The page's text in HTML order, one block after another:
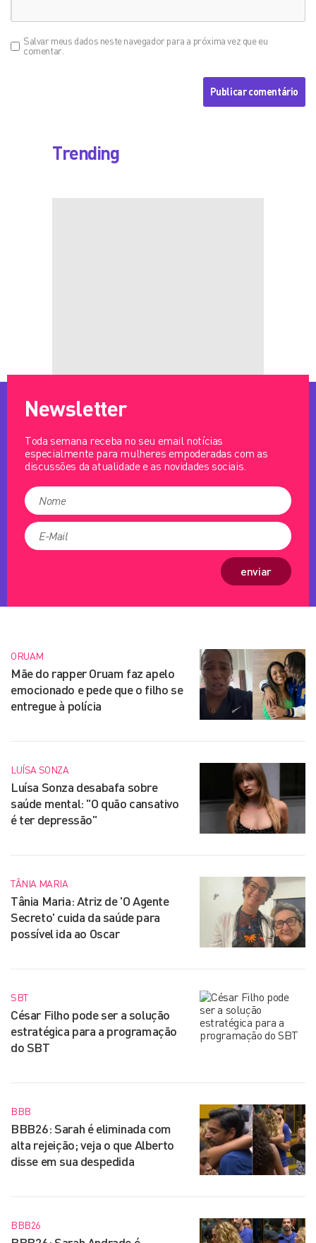
Salvar meus dados neste navegador para a próxima vez que eu
comentar.
Trending
Newsletter
Toda semana receba no seu email notícias
especialmente para mulheres empoderadas com as
discussões da atualidade e as novidades sociais.
enviar
ORUAM
Mãe do rapper Oruam faz apelo
emocionado e pede que o filho se
entregue à polícia
LUÍSA SONZA
Luísa Sonza desabafa sobre
saúde mental: "O quão cansativo
é ter depressão"
TÂNIA MARIA
Tânia Maria: Atriz de 'O Agente
Secreto' cuida da saúde para
possível ida ao Oscar
SBT
César Filho pode ser a solução
estratégica para a programação
do SBT
BBB
BBB26: Sarah é eliminada com
alta rejeição; veja o que Alberto
disse em sua despedida
BBB26